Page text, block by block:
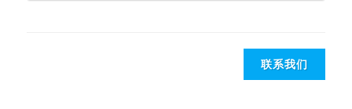
联系我们